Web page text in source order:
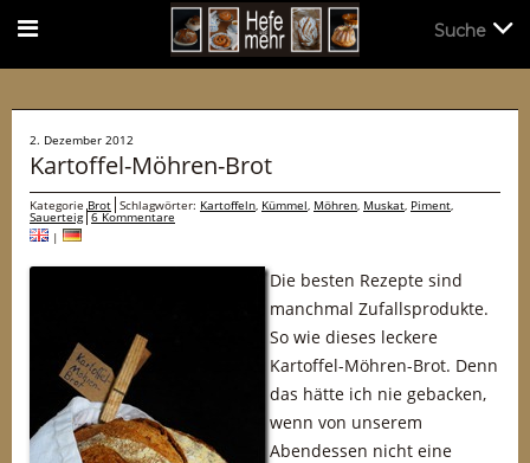
2. Dezember 2012
Kartoffel-Möhren-Brot
KategorieBrot Schlagwörter: Kartoffeln, Kümmel, Möhren, Muskat, Piment,
Sauerteig 6 Kommentare
|
Die besten Rezepte sind
manchmal Zufallsprodukte.
So wie dieses leckere
Kartoffel-Möhren-Brot. Denn
das hätte ich nie gebacken,
wenn von unserem
Abendessen nicht eine
Suche
Suche